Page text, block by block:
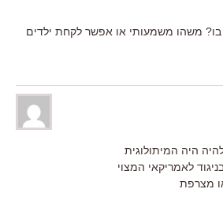
בו? משהו משמעותי או אפשר לקחת ילדים
היה המיתולוגית
לאמריקאי המצוי
מצרפת